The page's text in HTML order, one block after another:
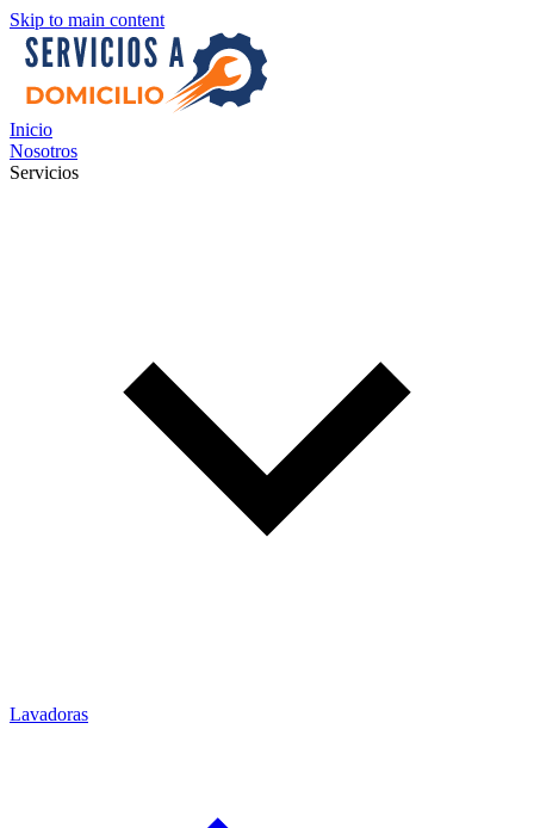
Skip to main content
Inicio
Nosotros
Servicios
Lavadoras